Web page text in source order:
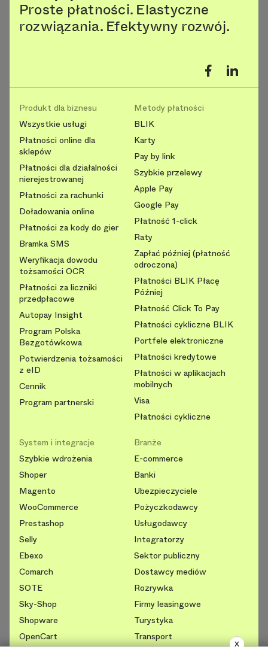
X
Proste płatności. Elastyczne
rozwiązania. Efektywny rozwój.
Produkt dla biznesu
Wszystkie usługi
Płatności online dla
sklepów
Płatności dla działalności
nierejestrowanej
Płatności za rachunki
Doładowania online
Płatności za kody do gier
Bramka SMS
Weryfikacja dowodu
tożsamości OCR
Płatności za liczniki
przedpłacowe
Autopay Insight
Program Polska
Bezgotówkowa
Potwierdzenia tożsamości
z eID
Cennik
Program partnerski
Metody płatności
BLIK
Karty
Pay by link
Szybkie przelewy
Apple Pay
Google Pay
Płatność 1-click
Raty
Zapłać później (płatność
odroczona)
Płatności BLIK Płacę
Później
Płatność Click To Pay
Płatności cykliczne BLIK
Portfele elektroniczne
Płatności kredytowe
Płatności w aplikacjach
mobilnych
Visa
Płatności cykliczne
System i integracje
Szybkie wdrożenia
Shoper
Magento
WooCommerce
Prestashop
Selly
Ebexo
Comarch
SOTE
Sky-Shop
Shopware
OpenCart
Branże
E-commerce
Banki
Ubezpieczyciele
Pożyczkodawcy
Usługodawcy
Integratorzy
Sektor publiczny
Dostawcy mediów
Rozrywka
Firmy leasingowe
Turystyka
Transport